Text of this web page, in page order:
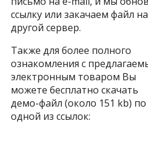
ссылку или закачаем файл на
другой сервер.
Также для более полного
ознакомления с
электронным товаром Вы
можете бесплатно скачать
демо-файл (около 151 kb) по
одной из ссылок: